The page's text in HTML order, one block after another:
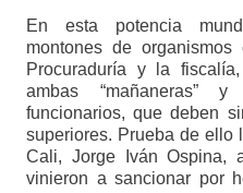
En esta potencia
montones de
Procuraduría y la
ambas “mañaneras”
funcionarios, que deben
superiores. Prueba de ello
Cali, Jorge Iván Ospina,
vinieron a sancionar por